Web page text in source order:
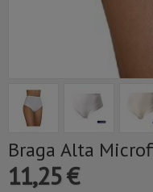
Braga Alta
11,25 €